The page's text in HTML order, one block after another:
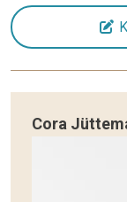
Cora